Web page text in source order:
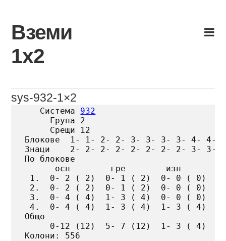
content
Вземи
1х2
sys-932-1×2
   Система
932
     Група 2
     Срещи 12
Блокове  1- 1- 2- 2- 3- 3- 3- 3- 4- 4-
Знаци    2- 2- 2- 2- 2- 2- 2- 2- 3- 3-
По блокове
      осн        гре        изн
1.  0- 2 ( 2)  0- 1 ( 2)  0- 0 ( 0)
2.  0- 2 ( 2)  0- 1 ( 2)  0- 0 ( 0)
3.  0- 4 ( 4)  1- 3 ( 4)  0- 0 ( 0)
4.  0- 4 ( 4)  1- 3 ( 4)  1- 3 ( 4)
Общо
     0-12 (12)  5- 7 (12)  1- 3 ( 4)
Колони: 556